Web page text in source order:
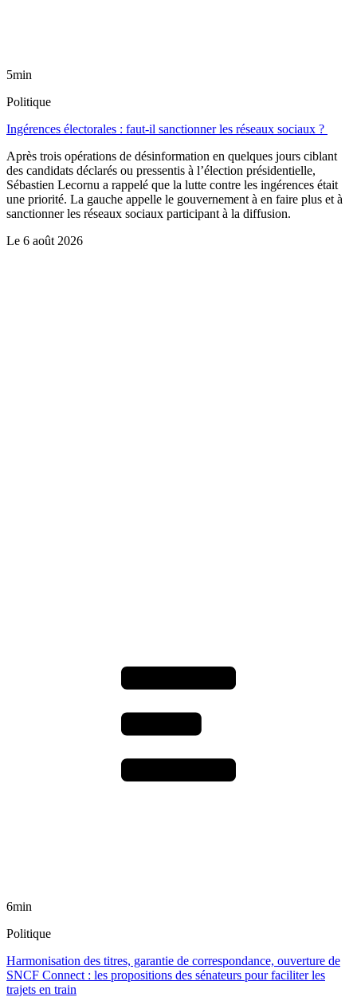
5min
Politique
Ingérences électorales : faut-il sanctionner les réseaux sociaux ?
Après trois opérations de désinformation en quelques jours ciblant
des candidats déclarés ou pressentis à l’élection présidentielle,
Sébastien Lecornu a rappelé que la lutte contre les ingérences était
une priorité. La gauche appelle le gouvernement à en faire plus et à
sanctionner les réseaux sociaux participant à la diffusion.
Le 6 août 2026
6min
Politique
Harmonisation des titres, garantie de correspondance, ouverture de
SNCF Connect : les propositions des sénateurs pour faciliter les
trajets en train